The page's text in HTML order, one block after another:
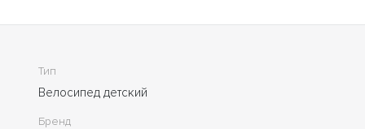
Тип
Велосипед детский
Бренд